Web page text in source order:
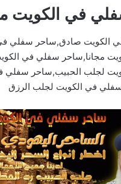
في الكويت
الكويت صادق,ساحر سفلي
مجانا,ساحر سفلي في
لجلب الحبيب,ساحر سفلي
سفلي في الكويت لجلب الرزق